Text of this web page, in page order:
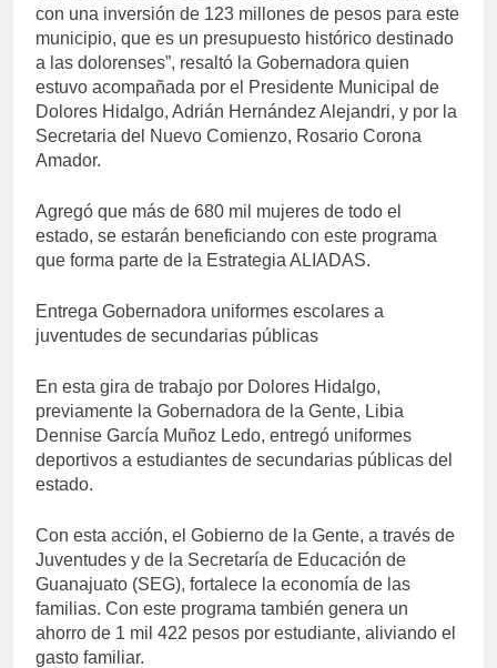
con una inversión de 123 millones de pesos para este
municipio, que es un presupuesto histórico destinado
a las dolorenses”, resaltó la Gobernadora quien
estuvo acompañada por el Presidente Municipal de
Dolores Hidalgo, Adrián Hernández Alejandri, y por la
Secretaria del Nuevo Comienzo, Rosario Corona
Amador.
Agregó que más de 680 mil mujeres de todo el
estado, se estarán beneficiando con este programa
que forma parte de la Estrategia ALIADAS.
Entrega Gobernadora uniformes escolares a
juventudes de secundarias públicas
En esta gira de trabajo por Dolores Hidalgo,
previamente la Gobernadora de la Gente, Libia
Dennise García Muñoz Ledo, entregó uniformes
deportivos a estudiantes de secundarias públicas del
estado.
Con esta acción, el Gobierno de la Gente, a través de
Juventudes y de la Secretaría de Educación de
Guanajuato (SEG), fortalece la economía de las
familias. Con este programa también genera un
ahorro de 1 mil 422 pesos por estudiante, aliviando el
gasto familiar.